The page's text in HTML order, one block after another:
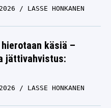
LASSE HONKANEN
käsiä –
jättivahvistus:
LASSE HONKANEN